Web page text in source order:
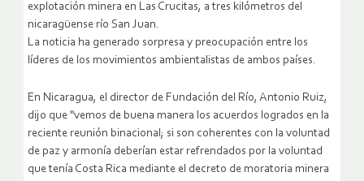
explotación minera en Las Crucitas, a tres kilómetros del
nicaragüense río San Juan.
La noticia ha generado sorpresa y preocupación entre los
líderes de los movimientos ambientalistas de ambos países.
En Nicaragua, el director de Fundación del Río, Antonio Ruiz,
dijo que "vemos de buena manera los acuerdos logrados en la
reciente reunión binacional; si son coherentes con la voluntad
de paz y armonía deberían estar refrendados por la voluntad
que tenía Costa Rica mediante el decreto de moratoria minera